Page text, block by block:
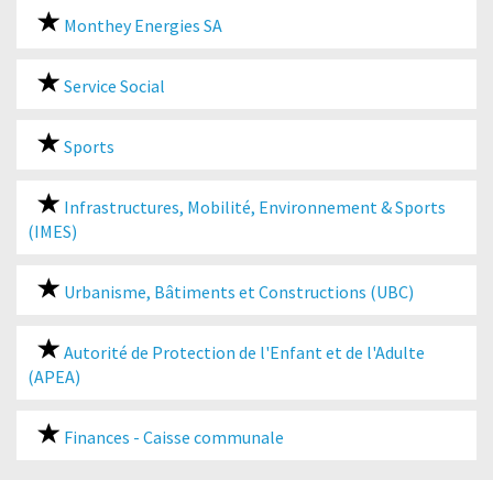
Monthey Energies SA
Service Social
Sports
Infrastructures, Mobilité, Environnement & Sports
(IMES)
Urbanisme, Bâtiments et Constructions (UBC)
Autorité de Protection de l'Enfant et de l'Adulte
(APEA)
Finances - Caisse communale